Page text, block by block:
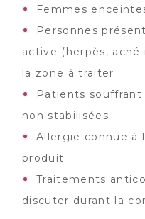
Femmes
Personnes
active (herpès,
la zone à traiter
Patients
non stabilisées
Allergie connue à
produit
Traitements
discuter durant la